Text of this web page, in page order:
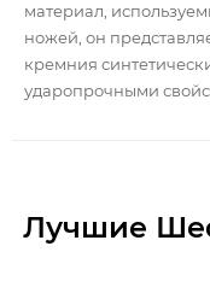
материал,
ножей, он
кремния
ударопрочными
Лучшие